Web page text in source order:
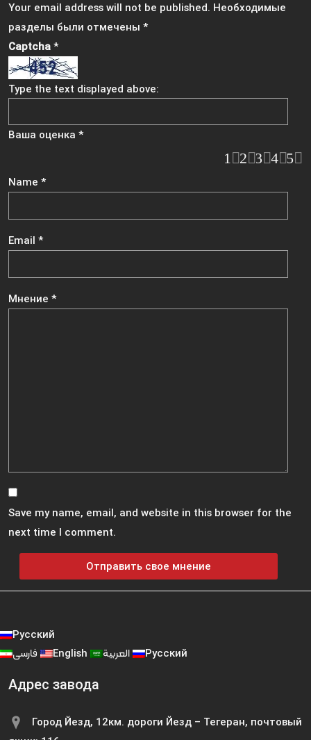
Your email address will not be published. Необходимые
разделы были отмечены *
Мнение *
Name *
Email *
Save my name, email, and website in this browser for the
next time I comment.
Captcha *
Type the text displayed above:
Ваша оценка *
5
4
3
2
1
Русский
English Русский
Адрес завода
Город Йезд, 12км. дороги Йезд – Тегеран, почтовый